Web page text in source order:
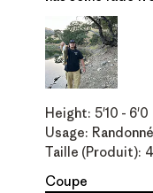
Height: 5'10 - 6'0
Usage:
Taille (produit):
Coupe